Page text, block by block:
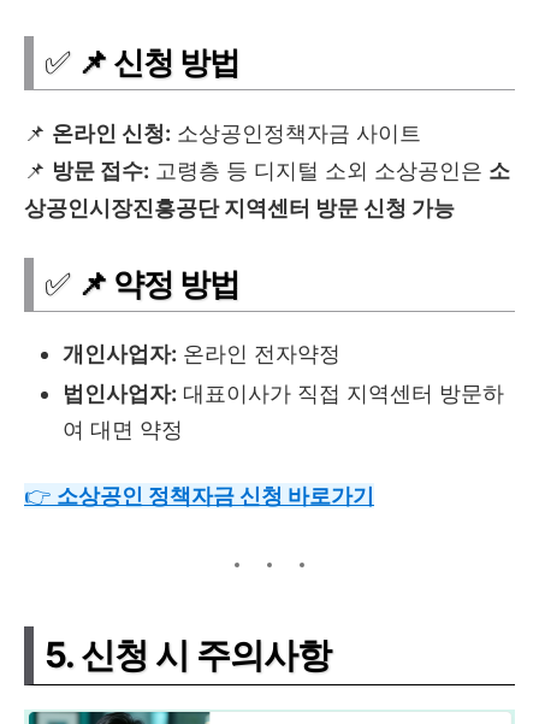
✅ 📌 신청 방법
📌 온라인 신청: 소상공인정책자금 사이트
📌 방문 접수: 고령층 등 디지털 소외 소상공인은 소
상공인시장진흥공단 지역센터 방문 신청 가능
✅ 📌 약정 방법
개인사업자: 온라인 전자약정
법인사업자: 대표이사가 직접 지역센터 방문하
여 대면 약정
👉 소상공인 정책자금 신청 바로가기
5. 신청 시 주의사항